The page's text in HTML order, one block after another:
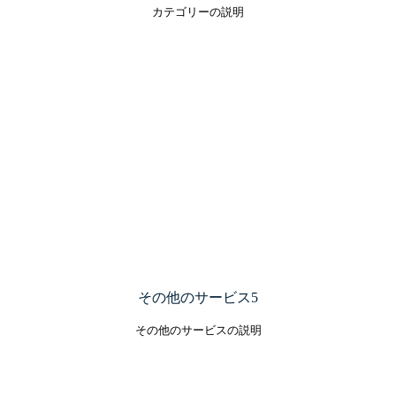
カテゴリーの説明
その他のサービス5
その他のサービスの説明